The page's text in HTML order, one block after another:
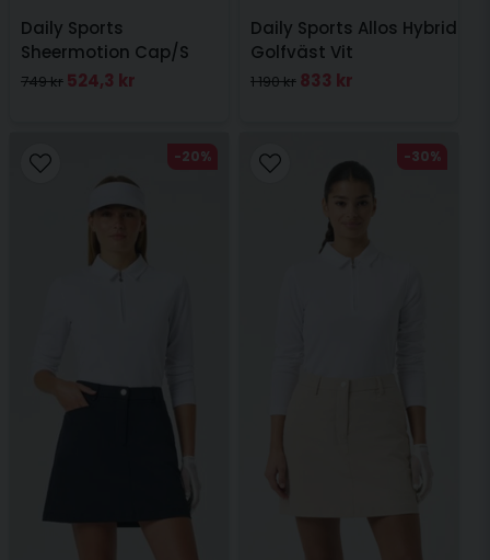
Daily Sports
Sheermotion Cap/S
Polo shirt Navy
749 kr 524,3 kr
Daily Sports Allos Hybrid
Golfväst Vit
1 190 kr 833 kr
-20% -30%